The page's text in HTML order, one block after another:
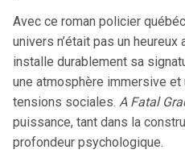
Avec ce roman policier
univers n’était pas un
installe durablement sa
une atmosphère immersive et
tensions sociales. A Fatal
puissance, tant dans la
profondeur psychologique.